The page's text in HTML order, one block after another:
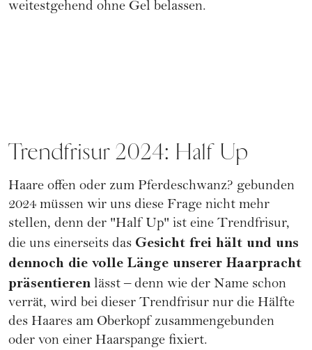
weitestgehend ohne Gel belassen.
Trendfrisur 2024: Half Up
Haare offen oder zum Pferdeschwanz? gebunden
2024 müssen wir uns diese Frage nicht mehr
stellen, denn der "Half Up" ist eine Trendfrisur,
die uns einerseits das Gesicht frei hält und uns
dennoch die volle Länge unserer Haarpracht
präsentieren lässt – denn wie der Name schon
verrät, wird bei dieser Trendfrisur nur die Hälfte
des Haares am Oberkopf zusammengebunden
oder von einer Haarspange fixiert.